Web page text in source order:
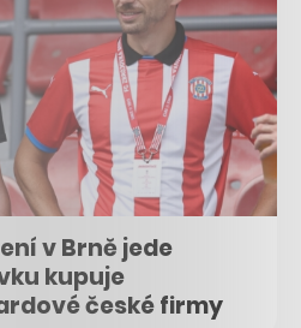
v Brně jede
kupuje
české firmy